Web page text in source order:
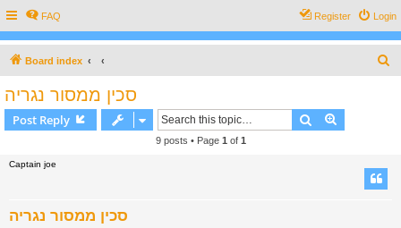
FAQ Login
Register
Board index
סכין ממסור נגריה
Post Reply Search
9 posts • Page 1 of 1
Captain joe
סכין ממסור נגריה